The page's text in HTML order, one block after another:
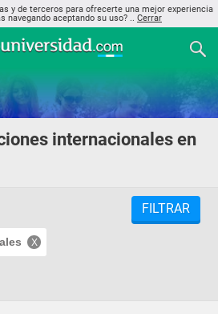
y de terceros para ofrecerte una mejor experiencia
navegando aceptando su uso? .. Cerrar
internacionales en
FILTRAR